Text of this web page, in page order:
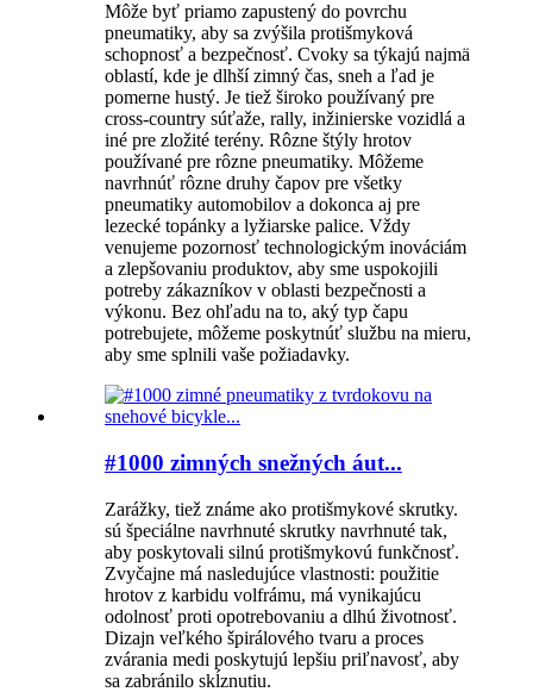
Môže byť priamo zapustený do povrchu
pneumatiky, aby sa zvýšila protišmyková
schopnosť a bezpečnosť. Cvoky sa týkajú najmä
oblastí, kde je dlhší zimný čas, sneh a ľad je
pomerne hustý. Je tiež široko používaný pre
cross-country súťaže, rally, inžinierske vozidlá a
iné pre zložité terény. Rôzne štýly hrotov
používané pre rôzne pneumatiky. Môžeme
navrhnúť rôzne druhy čapov pre všetky
pneumatiky automobilov a dokonca aj pre
lezecké topánky a lyžiarske palice. Vždy
venujeme pozornosť technologickým inováciám
a zlepšovaniu produktov, aby sme uspokojili
potreby zákazníkov v oblasti bezpečnosti a
výkonu. Bez ohľadu na to, aký typ čapu
potrebujete, môžeme poskytnúť službu na mieru,
aby sme splnili vaše požiadavky.
#1000 zimných snežných áut...
Zarážky, tiež známe ako protišmykové skrutky.
sú špeciálne navrhnuté skrutky navrhnuté tak,
aby poskytovali silnú protišmykovú funkčnosť.
Zvyčajne má nasledujúce vlastnosti: použitie
hrotov z karbidu volfrámu, má vynikajúcu
odolnosť proti opotrebovaniu a dlhú životnosť.
Dizajn veľkého špirálového tvaru a proces
zvárania medi poskytujú lepšiu priľnavosť, aby
sa zabránilo skĺznutiu.